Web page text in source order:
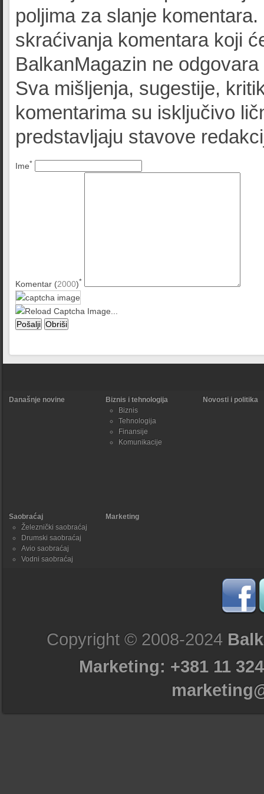
poljima za slanje
skraćivanja komentara koji
BalkanMagazin ne
Sva mišljenja, sugestije,
komentarima su isključivo
predstavljaju stavove
Ime*
Komentar (2000)*
Današnje novine
Biznis i tehnologija
Biznis
Tehnologija
Finansije
Komunikacije
Novosti i politika
Saobraćaj
Železnički saobraćaj
Drumski saobraćaj
Avio saobraćaj
Vodni saobraćaj
Marketing
Copyright © 2008-2024
Marketing: +381 11